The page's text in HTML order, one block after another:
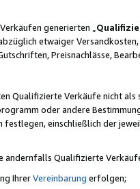
generierten „
etwaiger
Preisnachlässe,
Qualifizierte Verkäufe nicht
oder andere
einschließlich der
Qualifizierte
IhrerVereinbarung erfolgen;